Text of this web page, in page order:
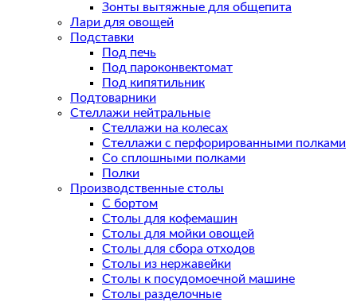
Зонты вытяжные для общепита
Лари для овощей
Подставки
Под печь
Под пароконвектомат
Под кипятильник
Подтоварники
Стеллажи нейтральные
Стеллажи на колесах
Стеллажи с перфорированными полками
Со сплошными полками
Полки
Производственные столы
С бортом
Столы для кофемашин
Столы для мойки овощей
Столы для сбора отходов
Столы из нержавейки
Столы к посудомоечной машине
Столы разделочные